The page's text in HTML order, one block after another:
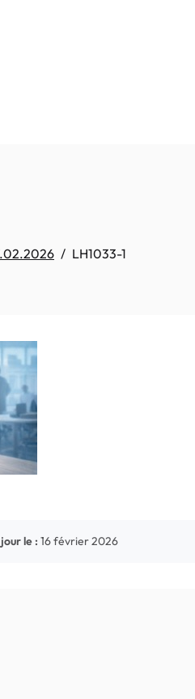
LH1033-1
le : 16 février 2026